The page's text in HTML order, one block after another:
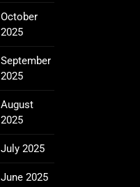
October
2025
September
2025
August
2025
July 2025
June 2025